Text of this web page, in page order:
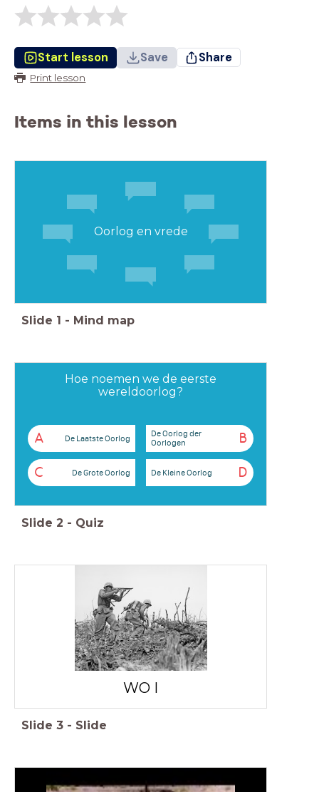
Start lesson Save Share
Print lesson
Items in this lesson
Oorlog en vrede
Slide 1 - Mind map
Hoe noemen we de eerste
wereldoorlog?
A De Laatste Oorlog B
De Oorlog der
Oorlogen
C De Grote Oorlog D
De Kleine Oorlog
Slide 2 - Quiz
WO I
Slide 3 - Slide